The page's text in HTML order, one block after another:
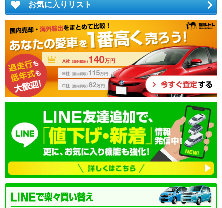
お気に入りリスト